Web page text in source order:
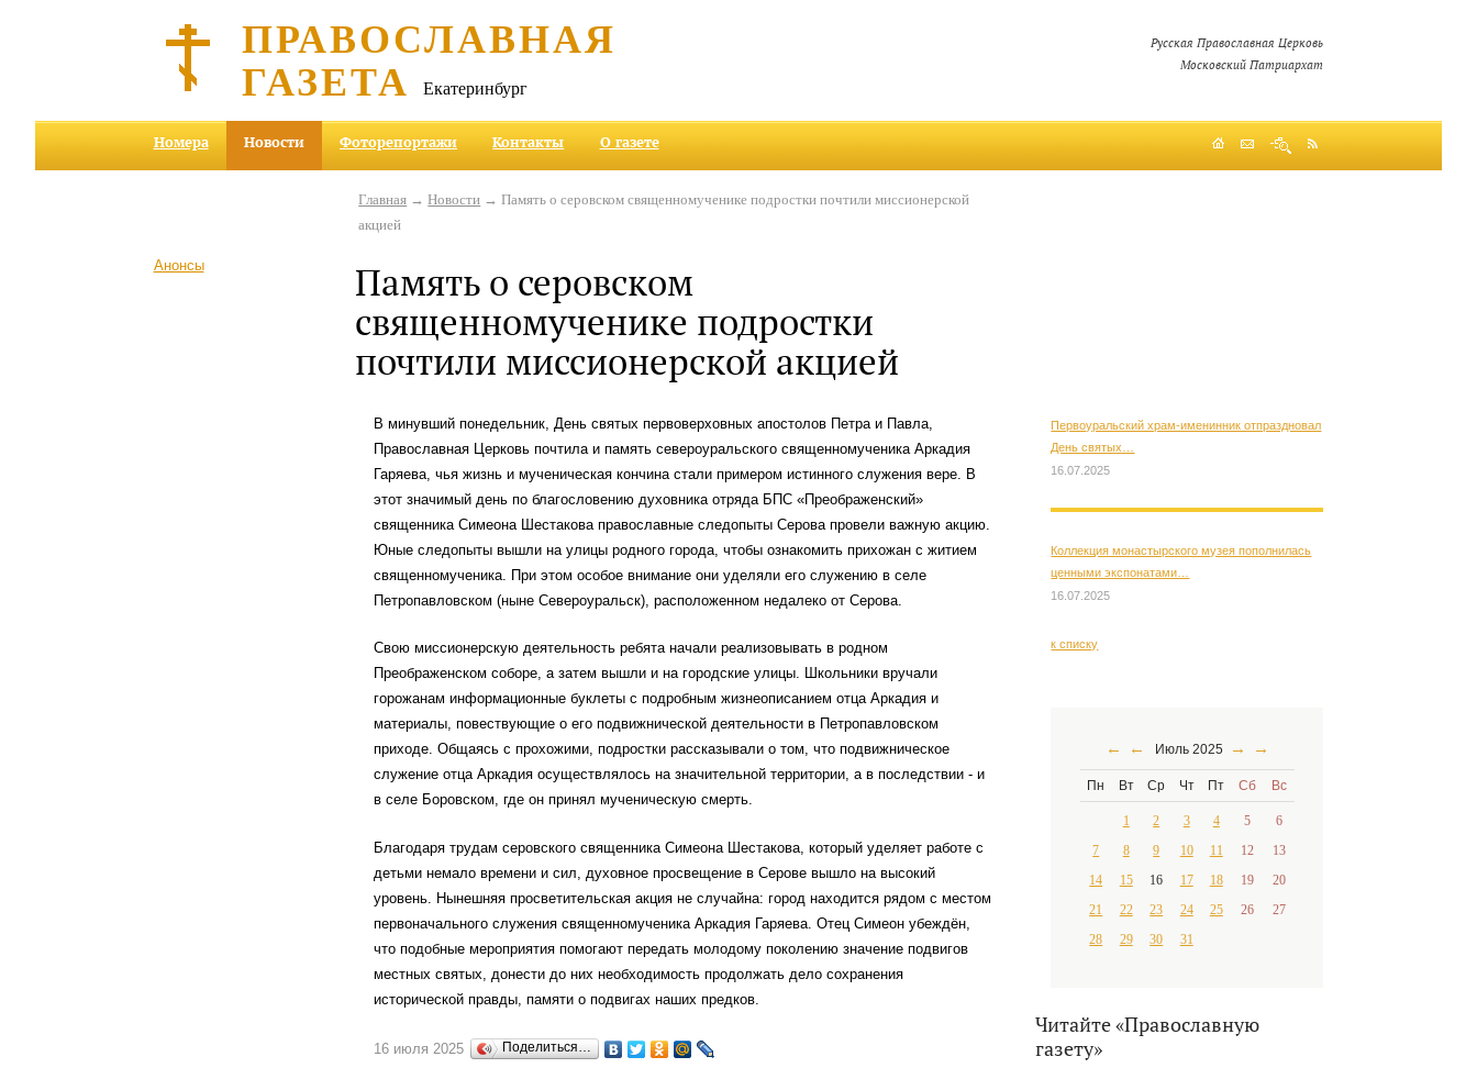
ПРАВОСЛАВНАЯ
ГАЗЕТА Екатеринбург
Русская Православная Церковь
Московский Патриархат
Номера Новости Фоторепортажи Контакты О газете
Анонсы
Главная →Новости → Память о серовском священномученике подростки почтили миссионерской
акцией
Память о серовском
священномученике подростки
почтили миссионерской акцией
В минувший понедельник, День святых первоверховных апостолов Петра и Павла,
Православная Церковь почтила и память североуральского священномученика Аркадия
Гаряева, чья жизнь и мученическая кончина стали примером истинного служения вере. В
этот значимый день по благословению духовника отряда БПС «Преображенский»
священника Симеона Шестакова православные следопыты Серова провели важную акцию.
Юные следопыты вышли на улицы родного города, чтобы ознакомить прихожан с житием
священномученика. При этом особое внимание они уделяли его служению в селе
Петропавловском (ныне Североуральск), расположенном недалеко от Серова.
Свою миссионерскую деятельность ребята начали реализовывать в родном
Преображенском соборе, а затем вышли и на городские улицы. Школьники вручали
горожанам информационные буклеты с подробным жизнеописанием отца Аркадия и
материалы, повествующие о его подвижнической деятельности в Петропавловском
приходе. Общаясь с прохожими, подростки рассказывали о том, что подвижническое
служение отца Аркадия осуществлялось на значительной территории, а в последствии - и
в селе Боровском, где он принял мученическую смерть.
Благодаря трудам серовского священника Симеона Шестакова, который уделяет работе с
детьми немало времени и сил, духовное просвещение в Серове вышло на высокий
уровень. Нынешняя просветительская акция не случайна: город находится рядом с местом
первоначального служения священномученика Аркадия Гаряева. Отец Симеон убеждён,
что подобные мероприятия помогают передать молодому поколению значение подвигов
местных святых, донести до них необходимость продолжать дело сохранения
исторической правды, памяти о подвигах наших предков.
16 июля 2025 Поделиться…
Первоуральский храм-именинник отпраздновал
День святых…
16.07.2025
Коллекция монастырского музея пополнилась
ценными экспонатами…
16.07.2025
к списку
← ← Июль 2025 → →
Пн Вт Ср Чт Пт Сб Вс
1 2 3 4 5
6
7
8 9 10 11 12
13
14
15 16 17 18 19
20
21
22 23 24 25 26
27
28
29 30 31
Читайте «Православную
газету»